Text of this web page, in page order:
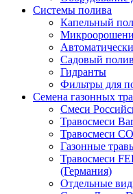
Системы полива
Капельный
Садовый полив
Гидранты
Фильтры для
Семена газонных
Смеси
Травосмеси
Травосмеси
Газонные
Травосмеси
(Германия)
Отдельные